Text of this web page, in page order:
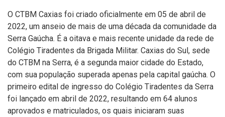
O CTBM Caxias foi criado oficialmente em 05 de abril de
2022, um anseio de mais de uma década da comunidade da
Serra Gaúcha. É a oitava e mais recente unidade da rede de
Colégio Tiradentes da Brigada Militar. Caxias do Sul, sede
do CTBM na Serra, é a segunda maior cidade do Estado,
com sua população superada apenas pela capital gaúcha. O
primeiro edital de ingresso do Colégio Tiradentes da Serra
foi lançado em abril de 2022, resultando em 64 alunos
aprovados e matriculados, os quais iniciaram suas